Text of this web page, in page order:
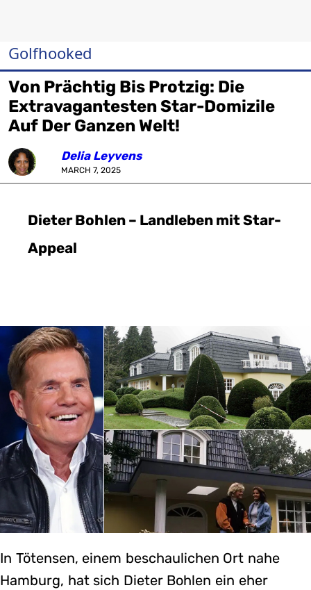
Golfhooked
Von Prächtig Bis Protzig: Die
Extravagantesten Star-Domizile
Auf Der Ganzen Welt!
Delia Leyvens
MARCH 7, 2025
Dieter Bohlen – Landleben mit Star-
Appeal
In Tötensen, einem beschaulichen Ort nahe
Hamburg, hat sich Dieter Bohlen ein eher